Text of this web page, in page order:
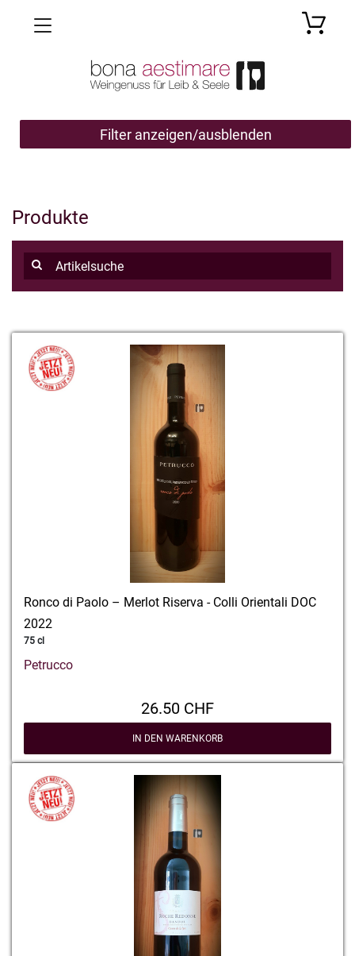
Toggle navigation
Filter anzeigen/ausblenden
Produkte
Ronco di Paolo – Merlot Riserva - Colli Orientali DOC
2022
75 cl
Petrucco
26.50 CHF
IN DEN WARENKORB